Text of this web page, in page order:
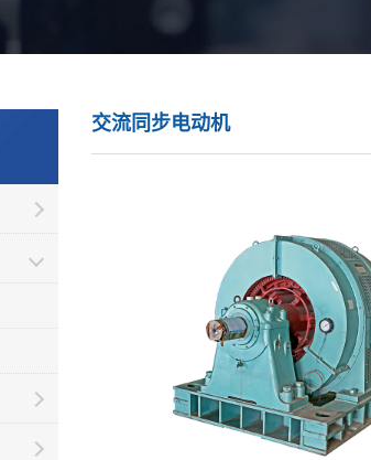
交流同步电动机